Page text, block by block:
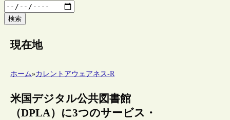
検索
現在地
ホーム»カレントアウェアネス-R
米国デジタル公共図書館
（DPLA）に3つのサービス・